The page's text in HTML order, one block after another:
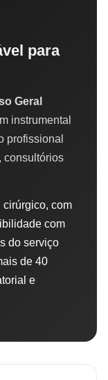
para
Geral
instrumental
profissional
consultórios
com
com
do serviço
de 40
e